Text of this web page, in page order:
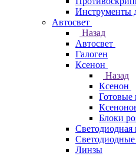
Инструменты
Автосвет
Назад
Автосвет
Галоген
Ксенон
Назад
Ксенон
Готовые
Блоки
Светодиодная
Линзы